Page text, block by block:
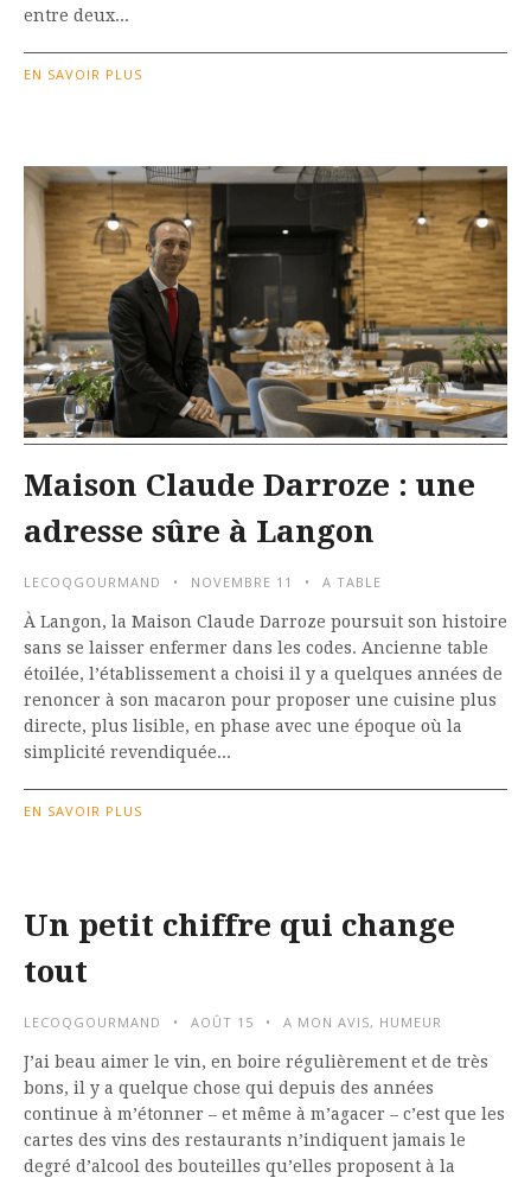
entre deux...
EN SAVOIR PLUS
Maison Claude Darroze : une
adresse sûre à Langon
LECOQGOURMAND NOVEMBRE 11 A TABLE
À Langon, la Maison Claude Darroze poursuit son histoire
sans se laisser enfermer dans les codes. Ancienne table
étoilée, l’établissement a choisi il y a quelques années de
renoncer à son macaron pour proposer une cuisine plus
directe, plus lisible, en phase avec une époque où la
simplicité revendiquée...
EN SAVOIR PLUS
Un petit chiffre qui change
tout
LECOQGOURMAND AOÛT 15 A MON AVIS, HUMEUR
J’ai beau aimer le vin, en boire régulièrement et de très
bons, il y a quelque chose qui depuis des années
continue à m’étonner – et même à m’agacer – c’est que les
cartes des vins des restaurants n’indiquent jamais le
degré d’alcool des bouteilles qu’elles proposent à la